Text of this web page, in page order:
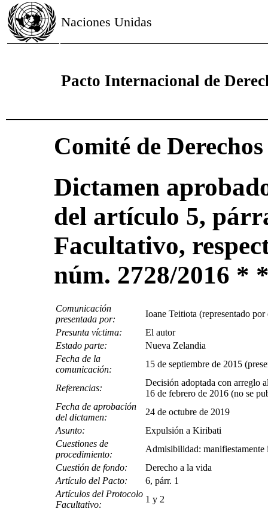
Naciones Unidas
Pacto Internacional de
Comité de
Dictamen
del artículo 5,
Facultativo,
núm. 2728/2016
Comunicación
presentada por:
Ioane Teitiota (representado
Presunta víctima:
El autor
Estado parte:
Nueva Zelandia
Fecha de la
comunicación:
15 de septiembre de 2015
Referencias:
Decisión adoptada con arreglo
16 de febrero de 2016 (no se
Fecha de aprobación
del dictamen:
24 de octubre de 2019
Asunto:
Expulsión a Kiribati
Cuestiones de
procedimiento:
Admisibilidad:
Cuestión de fondo:
Derecho a la vida
Artículo del Pacto:
6, párr. 1
Artículos del Protocolo
Facultativo:
1 y 2